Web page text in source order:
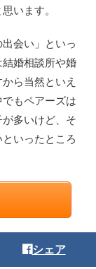
います。
会い」といっ
婚相談所や婚
ら当然といえ
もペアーズは
が多いけど、そ
いったところ
シェア